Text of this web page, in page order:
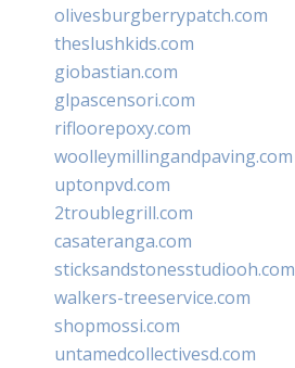
olivesburgberrypatch.com
theslushkids.com
giobastian.com
glpascensori.com
rifloorepoxy.com
woolleymillingandpaving.com
uptonpvd.com
2troublegrill.com
casateranga.com
sticksandstonesstudiooh.com
walkers-treeservice.com
shopmossi.com
untamedcollectivesd.com